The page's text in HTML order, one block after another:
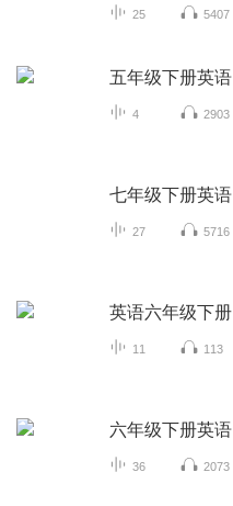
25 5407
五年级下册英语
4 2903
七年级下册英语
27 5716
英语六年级下册
11 113
六年级下册英语
36 2073